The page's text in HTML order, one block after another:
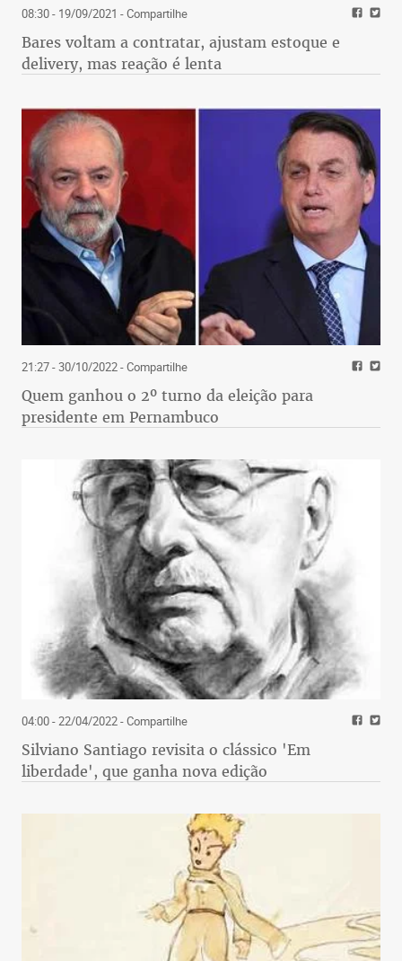
08:30 - 19/09/2021 - Compartilhe
Bares voltam a contratar, ajustam estoque e
delivery, mas reação é lenta
21:27 - 30/10/2022- Compartilhe
Quem ganhou o 2º turno da eleição para
presidente em Pernambuco
04:00 - 22/04/2022- Compartilhe
Silviano Santiago revisita o clássico 'Em
liberdade', que ganha nova edição